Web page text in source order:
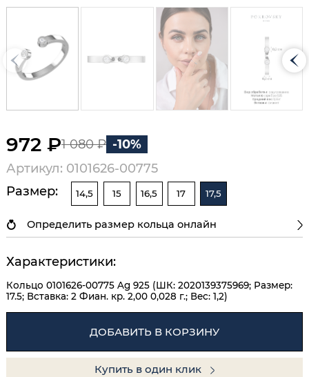
972 ₽1 080 ₽ -10%
Артикул: 0101626-00775
Размер:
14,5 15 16,5 17 17,5
Определить размер кольца онлайн
Характеристики:
Кольцо 0101626-00775 Ag 925 (ШК: 2020139375969; Размер:
17.5; Вставка: 2 Фиан. кр. 2,00 0,028 г.; Вес: 1,2)
ДОБАВИТЬ В КОРЗИНУ
Купить в один клик